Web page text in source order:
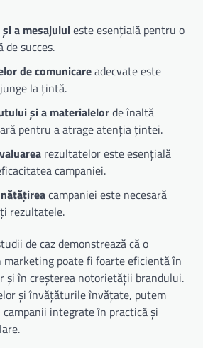
a mesajuluieste esențială pentru o
succes.
de comunicareadecvate este
la țintă.
și a materialelorde înaltă
pentru a atrage atenția țintei.
rezultatelor este esențială
campaniei.
campaniei este necesară
rezultatele.
de caz demonstrează că o
poate fi foarte eficientă în
și în creșterea notorietății brandului.
și învățăturile învățate, putem
integrate în practică și